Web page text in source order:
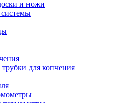
и ножи
для копчения